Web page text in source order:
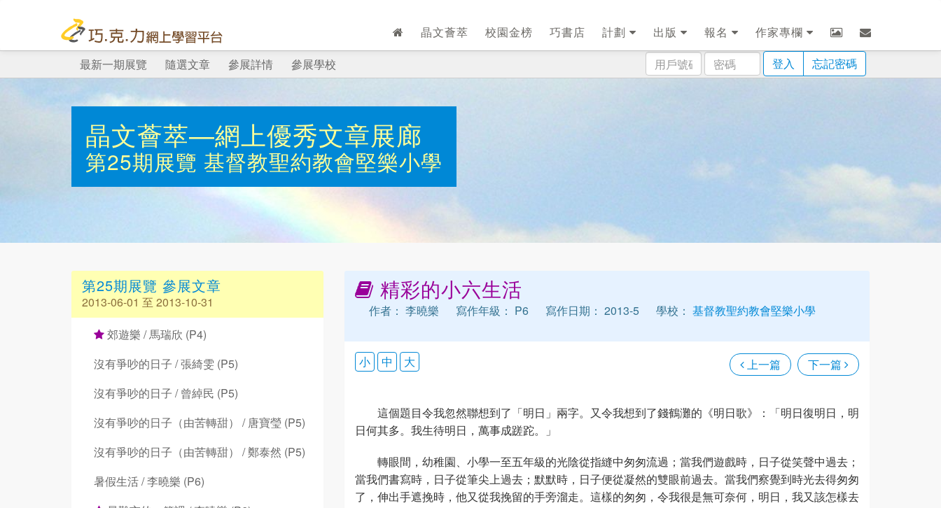
晶文薈萃 校園金榜 巧書店 計劃 出版 報名
作家專欄
用
戶
密
碼
登入 忘記密碼
最新一期展覽 隨選文章 參展詳情 參展學校
晶文薈萃—網上優秀文章展廊
第25期展覽 基督教聖約教會堅樂小學
第25期展覽 參展文章
2013-06-01 至 2013-10-31
郊遊樂 / 馬瑞欣 (P4)
沒有爭吵的日子 / 張綺雯 (P5)
沒有爭吵的日子 / 曾綽民 (P5)
沒有爭吵的日子（由苦轉甜） / 唐寶瑩 (P5)
沒有爭吵的日子（由苦轉甜） / 鄭泰然 (P5)
暑假生活 / 李曉樂 (P6)
精彩的小六生活
作者： 李曉樂 寫作年級： P6 寫作日期： 2013-5 學校： 基督教聖約教會堅樂小學
上一篇 下一篇
小 中 大
這個題目令我忽然聯想到了「明日」兩字。又令我想到了錢鶴灘的《明日歌》：「明日復明日，明
日何其多。我生待明日，萬事成蹉跎。」
轉眼間，幼稚園、小學一至五年級的光陰從指縫中匆匆流過；當我們遊戲時，日子從笑聲中過去；
當我們書寫時，日子從筆尖上過去；默默時，日子便從凝然的雙眼前過去。當我們察覺到時光去得匆匆
了，伸出手遮挽時，他又從我挽留的手旁溜走。這樣的匆匆，令我很是無可奈何，明日，我又該怎樣去